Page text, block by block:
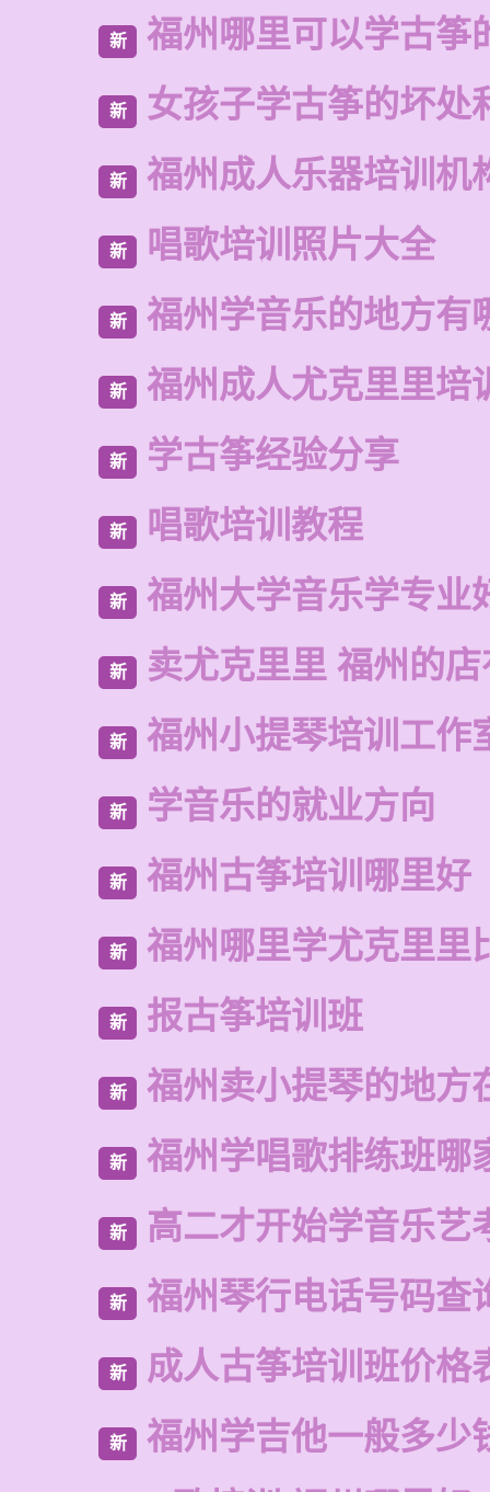
新 福州哪里可以学古筝
新 女孩子学古筝的坏处
新 福州成人乐器培训机
新 唱歌培训照片大全
新 福州学音乐的地方有
新 福州成人尤克里里培
新 学古筝经验分享
新 唱歌培训教程
新 福州大学音乐学专业
新 卖尤克里里 福州的
新 福州小提琴培训工作
新 学音乐的就业方向
新 福州古筝培训哪里好
新 福州哪里学尤克里里
新 报古筝培训班
新 福州卖小提琴的地方
新 福州学唱歌排练班哪
新 高二才开始学音乐艺
新 福州琴行电话号码查
新 成人古筝培训班价格
新 福州学吉他一般多少